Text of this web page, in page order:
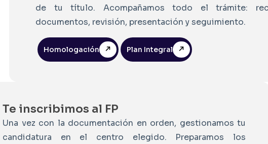
de tu título. Acompañamos todo el trámite:
documentos, revisión, presentación y seguimiento.
Homologación Plan Integral
Te inscribimos al FP
Una vez con la documentación en orden, gestionamos tu
candidatura en el centro elegido. Preparamos los